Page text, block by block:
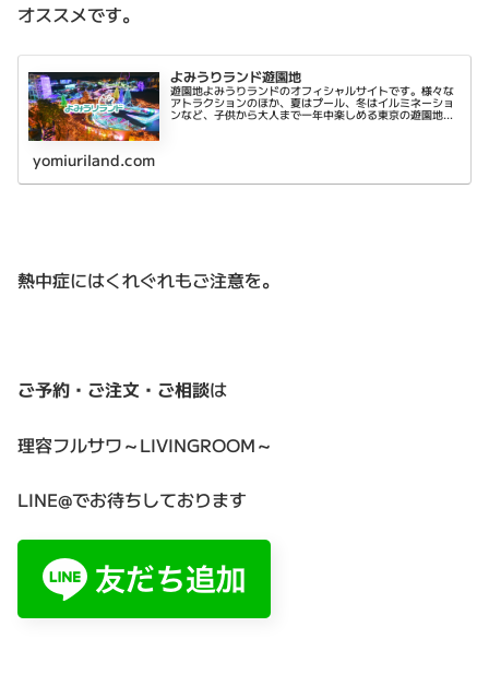
オススメです。
よみうりランド遊園地
遊園地よみうりランドのオフィシャルサイトです。様々な
アトラクションのほか、夏はプール、冬はイルミネーショ
ンなど、子供から大人まで一年中楽しめる東京の遊園地で
yomiuriland.com
熱中症にはくれぐれもご注意を。
ご予約・ご注文・ご相談は
理容フルサワ～LIVINGROOM～
LINE@でお待ちしております